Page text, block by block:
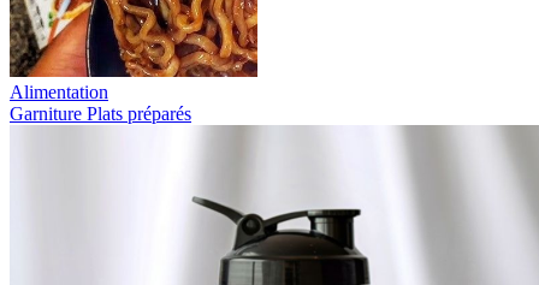
Alimentation
Garniture Plats préparés